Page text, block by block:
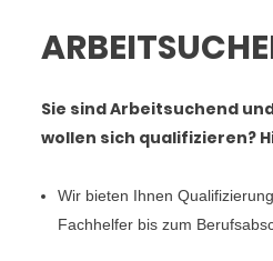
Sie sind Arbeitsuchend
wollen sich qualifizieren?
Wir bieten Ihnen
Fachhelfer bis zum